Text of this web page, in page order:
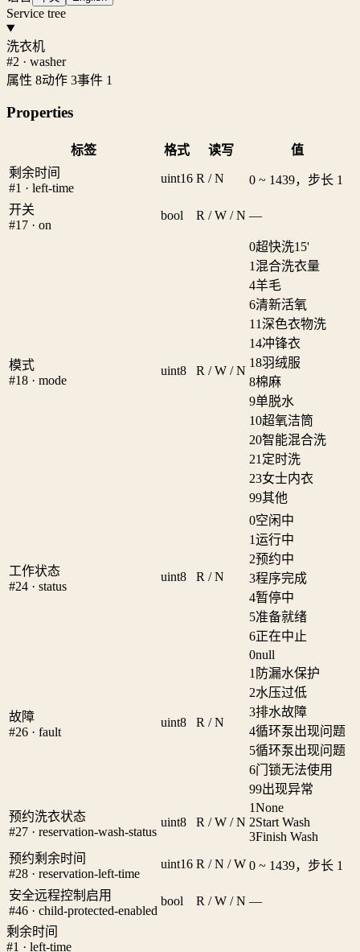
Service tree
洗衣机
#2 · washer
属性 8动作 3事件 1
Properties
标签 格式 读写
值
剩余时间
#1 · left-time
uint16 R / N 0 ~ 1439，步长 1
开关
#17 · on
bool R / W / N —
模式
#18 · mode
uint8 R / W / N
0超快洗15'
1 混合洗衣量
4羊毛
6清新活氧
11深色衣物洗
14冲锋衣
18羽绒服
8棉麻
9单脱水
10超氧洁筒
20智能混合洗
21 定时洗
23女士内衣
99其他
工作状态
#24 · status
uint8 R / N
0空闲中
1运行中
2预约中
3程序完成
4暂停中
5准备就绪
6正在中止
故障
#26 · fault
uint8 R / N
0null
1 防漏水保护
2水压过低
3排水故障
4循环泵出现问题
5循环泵出现问题
6门锁无法使用
99出现异常
预约洗衣状态
#27 · reservation-wash-status
uint8 R / W / N
1None
2Start Wash
3Finish Wash
预约剩余时间
#28 · reservation-left-time
uint16 R / N / W 0 ~ 1439，步长 1
安全远程控制启用
#46 · child-protected-enabled
bool R / W / N —
剩余时间
#1 · left-time